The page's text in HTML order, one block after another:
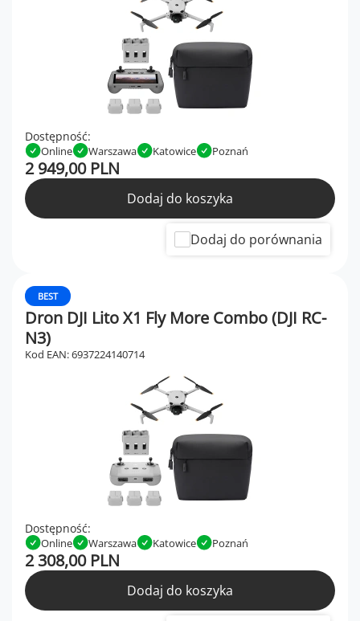
Dostępność:
Online Warszawa Katowice Poznań
2 949,00 PLN
Dodaj do koszyka
Dodaj do porównania
BEST
Dron DJI Lito X1 Fly More Combo (DJI RC-
N3)
Kod EAN: 6937224140714
Dostępność:
Online Warszawa Katowice Poznań
2 308,00 PLN
Dodaj do koszyka